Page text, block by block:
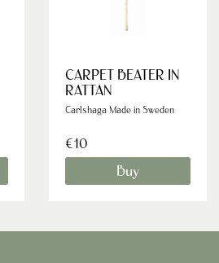
CARPET BEATER IN
RATTAN
Carlshaga Made in Sweden
€10
Buy